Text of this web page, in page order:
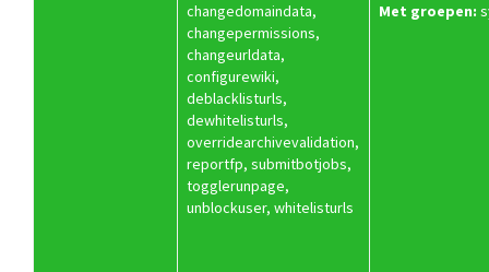
changedomaindata,
changepermissions,
changeurldata,
configurewiki,
deblacklisturls,
dewhitelisturls,
overridearchivevalidation,
reportfp, submitbotjobs,
togglerunpage,
unblockuser, whitelisturls
Met groepen: